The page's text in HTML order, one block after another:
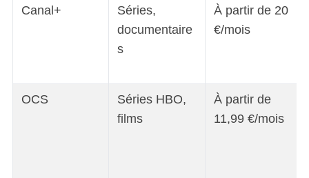
Canal+
Séries,
documentaire
s
À partir de 20
€/mois
OCS
Séries HBO,
films
À partir de
11,99 €/mois